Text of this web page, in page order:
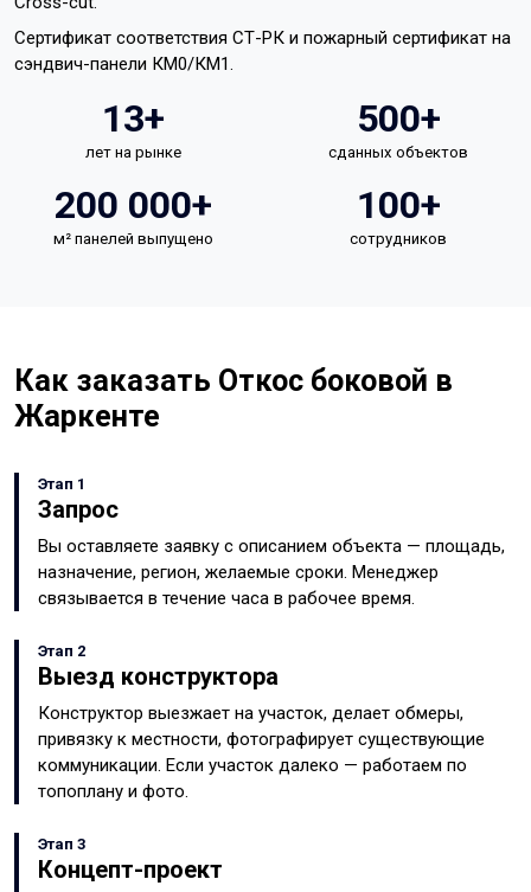
Сертификат соответствия СТ-РК и пожарный сертификат на
сэндвич-панели КМ0/КМ1.
13+
лет на рынке
500+
сданных объектов
200 000+
м² панелей выпущено
100+
сотрудников
Как заказать Откос боковой в
Жаркенте
Этап 1
Запрос
Вы оставляете заявку с описанием объекта — площадь,
назначение, регион, желаемые сроки. Менеджер
связывается в течение часа в рабочее время.
Этап 2
Выезд конструктора
Конструктор выезжает на участок, делает обмеры,
привязку к местности, фотографирует существующие
коммуникации. Если участок далеко — работаем по
топоплану и фото.
Этап 3
Концепт-проект